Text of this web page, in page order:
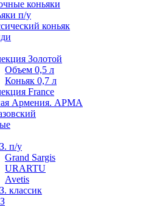
коньяки
п/у
коньяк
Золотой
Объем 0,5 л
Коньяк 0,7 л
France
Армения. АРМА
п/у
Grand Sargis
URARTU
Avetis
классик